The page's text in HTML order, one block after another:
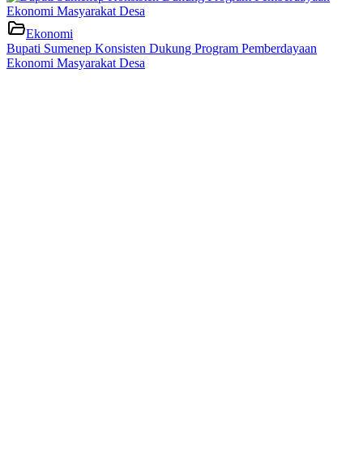
Ekonomi
Bupati Sumenep Konsisten Dukung Program Pemberdayaan
Ekonomi Masyarakat Desa